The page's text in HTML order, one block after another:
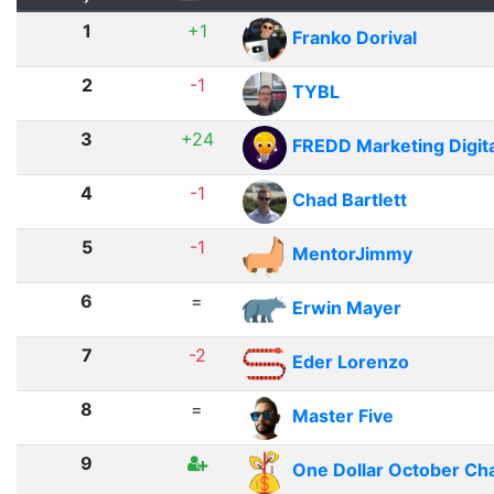
1
+1 Franko Dorival
2 -1 TYBL
3 +24 FREDD Marketing
4 -1 Chad Bartlett
5 -1 MentorJimmy
6 = Erwin Mayer
7 -2 Eder Lorenzo
8 = Master Five
9 One Dollar October